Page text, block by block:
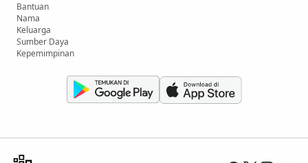
Bantuan
Nama
Keluarga
Sumber Daya
Kepemimpinan